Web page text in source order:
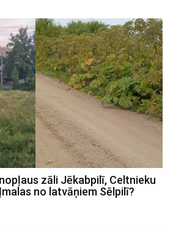
zāli Jēkabpilī, Celtnieku
no latvāņiem Sēlpilī?